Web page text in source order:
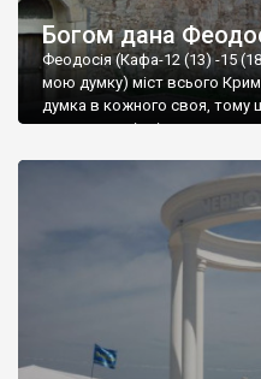
Богом дана
Феодосія (Кафа-12 (13) -15
мою думку) міст всього
думка в кожного своя, тому
запрошую відвідати це